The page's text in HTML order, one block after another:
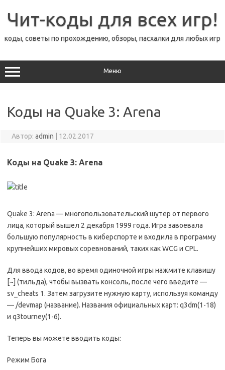
содержимому
Чит-коды для всех игр!
коды, советы по прохождению, обзоры, пасхалки для любых игр
Меню
Коды на Quake 3: Arena
Автор: admin 12.02.2017
Коды на Quake 3: Arena
Quake 3: Arena — многопользовательский шутер от первого
лица, который вышел 2 декабря 1999 года. Игра завоевала
большую популярность в киберспорте и входила в программу
крупнейших мировых соревнований, таких как WCG и CPL.
Для ввода кодов, во время одиночной игры нажмите клавишу
[~] (тильда), чтобы вызвать консоль, после чего введите —
sv_cheats 1. Затем загрузите нужную карту, используя команду
— /devmap (название). Названия официальных карт: q3dm(1-18)
и q3tourney(1-6).
Теперь вы можете вводить коды:
Режим Бога